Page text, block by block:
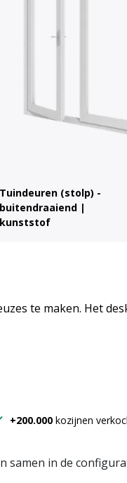
Tuindeuren (stolp) -
buitendraaiend |
kunststof
te maken. Het
+200.000kozijnen
samen in de